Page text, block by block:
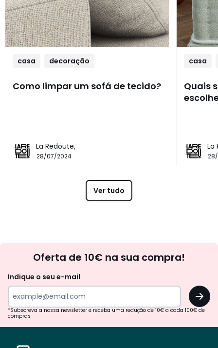
casa decoração
Como limpar um sofá de tecido?
La Redoute,
28/07/2024
casa
Quais
La
Ver tudo
Oferta de 10€ na sua compra!
Indique o seu e-mail
OK
*Subscreva a nossa newsletter e receba uma redução de 10€ a cada 100€ de
compras